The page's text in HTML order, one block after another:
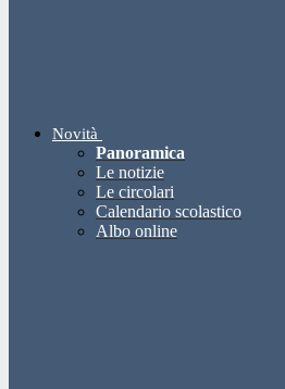
Novità
Panoramica
Le notizie
Le circolari
Calendario scolastico
Albo online